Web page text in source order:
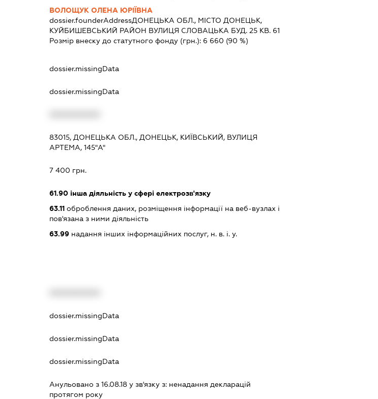
ВОЛОЩУК ОЛЕНА ЮРІЇВНА
dossier.founderAddressДОНЕЦЬКА ОБЛ., МІСТО ДОНЕЦЬК,
КУЙБИШЕВСЬКИЙ РАЙОН ВУЛИЦЯ СЛОВАЦЬКА БУД. 25 КВ. 61
Розмір внеску до статутного фонду (грн.): 6 660 (90 %)
dossier.missingData
dossier.missingData
83015, ДОНЕЦЬКА ОБЛ., ДОНЕЦЬК, КИЇВСЬКИЙ, ВУЛИЦЯ
АРТЕМА, 145"А"
7 400 грн.
61.90інша діяльність у сфері електрозв'язку
63.11оброблення даних, розміщення інформації на веб-вузлах і
пов'язана з ними діяльність
63.99надання інших інформаційних послуг, н. в. і. у.
dossier.missingData
dossier.missingData
dossier.missingData
Анульовано з 16.08.18 у зв'язку з: ненадання декларацiй
протягом року